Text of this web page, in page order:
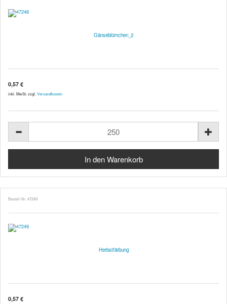
Gänseblümchen_2
0,57 €
inkl. MwSt. zzgl. Versandkosten
Bestell-Nr. 47249
Herbstfärbung
0,57 €